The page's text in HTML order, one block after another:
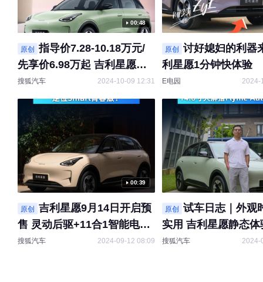
00:48
原创
指导价7.28-10.18万元/
先享价6.98万起 吉利星愿正
式上市
搜狐汽车 2024-10-09 12:31
原创
讨好媳妇的利器
利星愿1分钟快体验
E电园 2024-
00:39
原创
吉利星愿9月14日开启预
售 灵动后驱+11合1智能电驱
定位Smart青春版？
搜狐汽车 2024-09-12 08:09
原创
试车日志｜外观
实用 吉利星愿静态体
利星愿 #静态体验 #
搜狐汽车 2024-